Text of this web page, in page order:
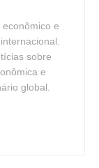
e
sobre
e
global.